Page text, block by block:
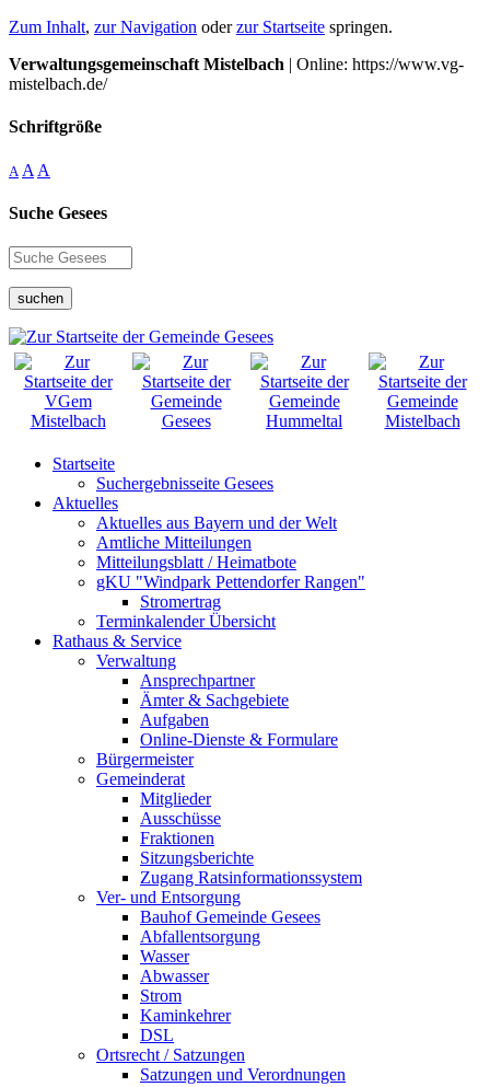
Zum Inhalt, zur Navigation oderzur Startseite springen.
Verwaltungsgemeinschaft Mistelbach | Online: https://www.vg-
mistelbach.de/
Schriftgröße
A A A
Suche Gesees
suchen
Startseite
Suchergebnisseite Gesees
Aktuelles
Aktuelles aus Bayern und der Welt
Amtliche Mitteilungen
Mitteilungsblatt / Heimatbote
gKU "Windpark Pettendorfer Rangen"
Stromertrag
Terminkalender Übersicht
Rathaus & Service
Verwaltung
Ansprechpartner
Ämter & Sachgebiete
Aufgaben
Online-Dienste & Formulare
Bürgermeister
Gemeinderat
Mitglieder
Ausschüsse
Fraktionen
Sitzungsberichte
Zugang Ratsinformationssystem
Ver- und Entsorgung
Bauhof Gemeinde Gesees
Abfallentsorgung
Wasser
Abwasser
Strom
Kaminkehrer
DSL
Ortsrecht / Satzungen
Satzungen und Verordnungen